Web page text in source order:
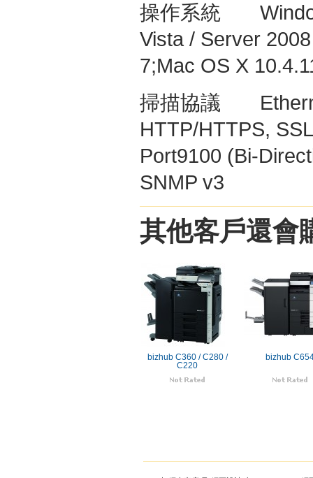
操作系統
Vista / Server
7;Mac OS X
掃描協議
HTTP/HTTPS,
Port9100 (Bi-
SNMP v3
其他客戶還會
bizhub C360 / C280 /
C220
bizhub